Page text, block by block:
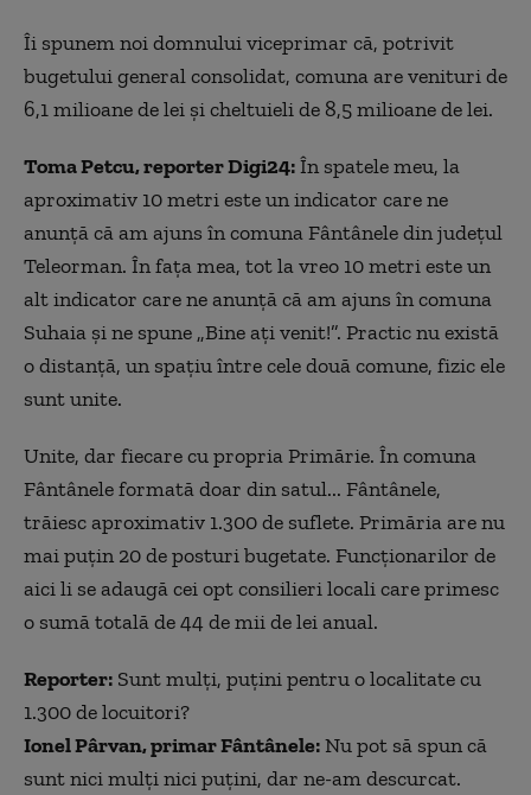
Îi spunem noi domnului viceprimar că, potrivit
bugetului general consolidat, comuna are venituri de
6,1 milioane de lei și cheltuieli de 8,5 milioane de lei.
Toma Petcu, reporter Digi24:În spatele meu, la
aproximativ 10 metri este un indicator care ne
anunță că am ajuns în comuna Fântânele din județul
Teleorman. În fața mea, tot la vreo 10 metri este un
alt indicator care ne anunță că am ajuns în comuna
Suhaia și ne spune „Bine ați venit!”. Practic nu există
o distanță, un spațiu între cele două comune, fizic ele
sunt unite.
Unite, dar fiecare cu propria Primărie. În comuna
Fântânele formată doar din satul... Fântânele,
trăiesc aproximativ 1.300 de suflete. Primăria are nu
mai puțin 20 de posturi bugetate. Funcționarilor de
aici li se adaugă cei opt consilieri locali care primesc
o sumă totală de 44 de mii de lei anual.
Reporter: Sunt mulți, puțini pentru o localitate cu
1.300 de locuitori?
Ionel Pârvan, primar Fântânele:Nu pot să spun că
sunt nici mulți nici puțini, dar ne-am descurcat.